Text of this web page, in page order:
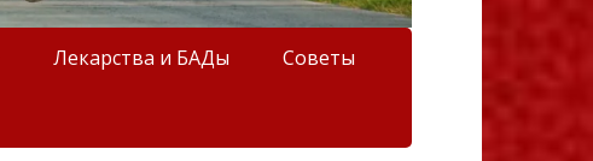
Лекарства и БАДы Советы